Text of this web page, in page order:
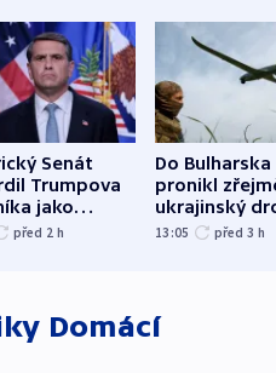
Senát
Trumpova
jako
před 2 h
Do Bulharska
pronikl
ukrajinský
explodoval
13:05 před 3 h
Domácí